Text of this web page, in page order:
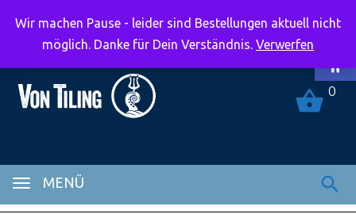
MENÜ
0
Wir machen Pause - leider sind Bestellungen aktuell nicht
möglich. Danke für Dein Verständnis. Verwerfen